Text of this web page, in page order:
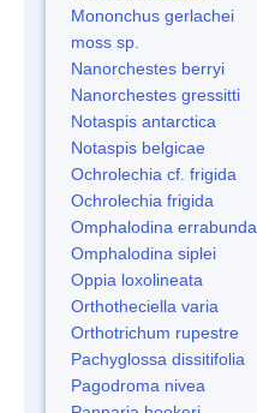
Mononchus gerlachei
moss sp.
Nanorchestes berryi
Nanorchestes gressitti
Notaspis antarctica
Notaspis belgicae
Ochrolechia cf. frigida
Ochrolechia frigida
Omphalodina errabunda
Omphalodina siplei
Oppia loxolineata
Orthotheciella varia
Orthotrichum rupestre
Pachyglossa dissitifolia
Pagodroma nivea